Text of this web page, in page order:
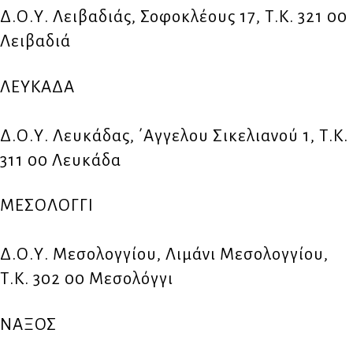
Δ.Ο.Υ. Λειβαδιάς, Σοφοκλέους 17, Τ.Κ. 321 00
Λειβαδιά
ΛΕΥΚΑΔΑ
Δ.Ο.Υ. Λευκάδας, ΄Αγγελου Σικελιανού 1, Τ.Κ.
311 00 Λευκάδα
ΜΕΣΟΛΟΓΓΙ
Δ.Ο.Υ. Μεσολογγίου, Λιμάνι Μεσολογγίου,
Τ.Κ. 302 00 Μεσολόγγι
ΝΑΞΟΣ